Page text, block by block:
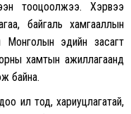
тооцоолжээ. Хэрвээ
байгаль хамгааллын
Монголын эдийн засагт
хамтын ажиллагаанд
байна.
ил тод, хариуцлагатай,